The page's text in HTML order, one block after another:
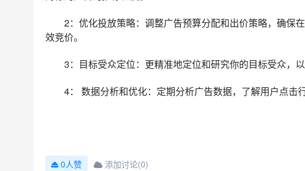
2：优化投放策略：调整广告预算分配和出价策略，确保
效竞价。
3：目标受众定位：更精准地定位和研究你的目标受众，
4： 数据分析和优化：定期分析广告数据，了解用户点击
0人赞 添加讨论(0)